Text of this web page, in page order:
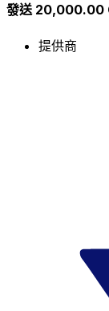
發送 20,000.00
提供商